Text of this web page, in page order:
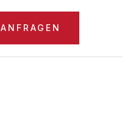
ANFRAGEN